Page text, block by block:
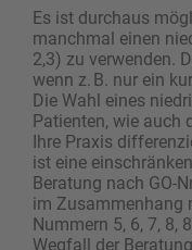
Es ist durchaus
manchmal einen
2,3) zu verwenden.
wenn z. B. nur ein
Die Wahl eines
Patienten, wie auch
Ihre Praxis
ist eine
Beratung nach GO-
im Zusammenhang
Nummern 5, 6, 7, 8,
Wegfall der